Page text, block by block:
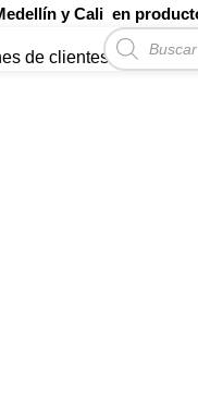
y Cali en
Búsqueda
de
productos
de clientes